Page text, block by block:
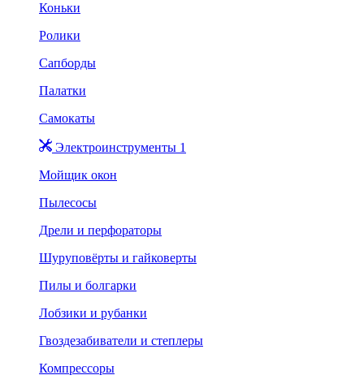
Коньки
Ролики
Сапборды
Палатки
Самокаты
Электроинструменты 1
Мойщик окон
Пылесосы
Дрели и перфораторы
Шуруповёрты и гайковерты
Пилы и болгарки
Лобзики и рубанки
Гвоздезабиватели и степлеры
Компрессоры